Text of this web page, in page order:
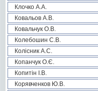
Клочко А.А.
Ковальов А.В.
Ковальчук О.В.
Колебошин С.В.
Колісник А.С.
Копанчук О.Є.
Копитін І.В.
Корявченков Ю.В.